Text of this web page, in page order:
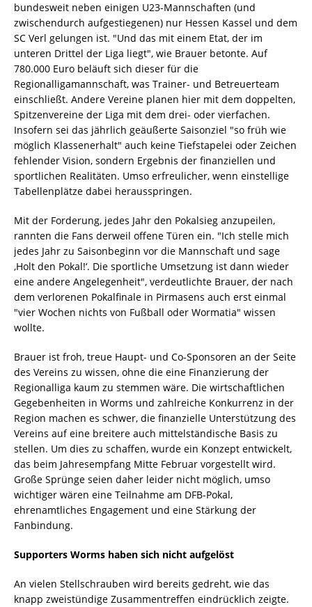
bundesweit neben einigen U23-Mannschaften (und
zwischendurch aufgestiegenen) nur Hessen Kassel und dem
SC Verl gelungen ist. "Und das mit einem Etat, der im
unteren Drittel der Liga liegt", wie Brauer betonte. Auf
780.000 Euro beläuft sich dieser für die
Regionalligamannschaft, was Trainer- und Betreuerteam
einschließt. Andere Vereine planen hier mit dem doppelten,
Spitzenvereine der Liga mit dem drei- oder vierfachen.
Insofern sei das jährlich geäußerte Saisonziel "so früh wie
möglich Klassenerhalt" auch keine Tiefstapelei oder Zeichen
fehlender Vision, sondern Ergebnis der finanziellen und
sportlichen Realitäten. Umso erfreulicher, wenn einstellige
Tabellenplätze dabei herausspringen.
Mit der Forderung, jedes Jahr den Pokalsieg anzupeilen,
rannten die Fans derweil offene Türen ein. "Ich stelle mich
jedes Jahr zu Saisonbeginn vor die Mannschaft und sage
‚Holt den Pokal!‘. Die sportliche Umsetzung ist dann wieder
eine andere Angelegenheit", verdeutlichte Brauer, der nach
dem verlorenen Pokalfinale in Pirmasens auch erst einmal
"vier Wochen nichts von Fußball oder Wormatia" wissen
wollte.
Brauer ist froh, treue Haupt- und Co-Sponsoren an der Seite
des Vereins zu wissen, ohne die eine Finanzierung der
Regionalliga kaum zu stemmen wäre. Die wirtschaftlichen
Gegebenheiten in Worms und zahlreiche Konkurrenz in der
Region machen es schwer, die finanzielle Unterstützung des
Vereins auf eine breitere auch mittelständische Basis zu
stellen. Um dies zu schaffen, wurde ein Konzept entwickelt,
das beim Jahresempfang Mitte Februar vorgestellt wird.
Große Sprünge seien daher leider nicht möglich, umso
wichtiger wären eine Teilnahme am DFB-Pokal,
ehrenamtliches Engagement und eine Stärkung der
Fanbindung.
Supporters Worms haben sich nicht aufgelöst
An vielen Stellschrauben wird bereits gedreht, wie das
knapp zweistündige Zusammentreffen eindrücklich zeigte.